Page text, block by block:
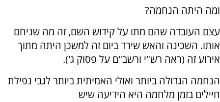
ומה היתה הנחמה?
עצם העובדה שהם מתו על קידוש השם, זה מה שניחם
אותו. השכינה והאש שירד ביום זה למשכן היתה מתוך
אירוע זה (ראה רש"י ורשב"ם על פסוק ג').
הנחמה הגדולה ביותר ואולי האמיתית ביותר לגבי נפילת
חיילים בזמן מלחמה היא הידיעה שיש